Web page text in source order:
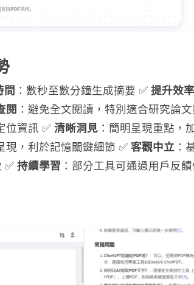
間​ ​：數秒至數分鐘生成摘要 ✅ ​ ​提升效率​
閱​ ：避免全文閱讀，特別適合研究論
資訊 ✅ ​清晰洞見​ ：簡明呈現重點，
現，利於記憶關鍵細節 ✅ ​客觀中立​ ：
​持續學習​ ：部分工具可通過用戶反